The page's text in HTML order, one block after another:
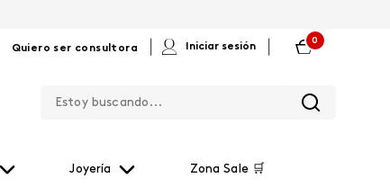
Quiero ser consultora Iniciar sesión
0
Joyería Zona Sale 🛒